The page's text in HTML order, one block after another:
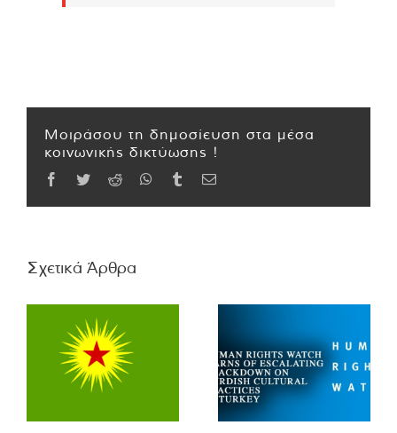
Μοιράσου τη δημοσίευση στα μέσα
κοινωνικής δικτύωσης !
Facebook
TwitterReddit WhatsApp
TumblrEmail
Σχετικά Άρθρα